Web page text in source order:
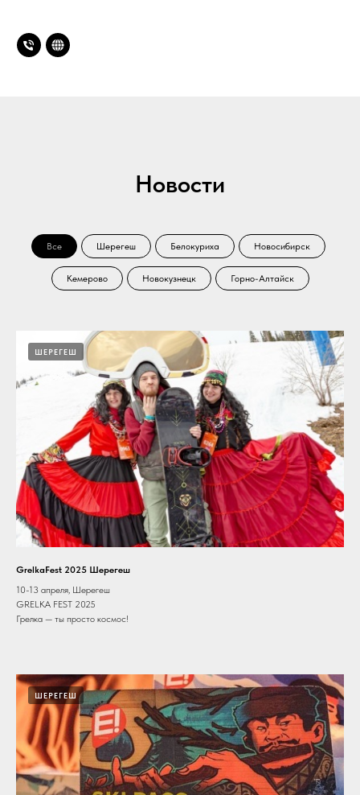
Новости
Все Шерегеш Белокуриха Новосибирск
Кемерово Новокузнецк Горно-Алтайск
ШЕРЕГЕШ
GrelkaFest 2025 Шерегеш
10-13 апреля, Шерегеш
GRELKA FEST 2025
Грелка — ты просто космос!
ШЕРЕГЕШ